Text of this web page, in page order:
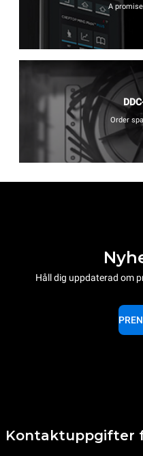
A
Order
Håll dig uppdaterad om
Kontaktuppgifter